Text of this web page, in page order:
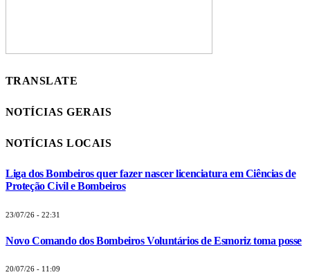
TRANSLATE
NOTÍCIAS GERAIS
NOTÍCIAS LOCAIS
Liga dos Bombeiros quer fazer nascer licenciatura em Ciências de
Proteção Civil e Bombeiros
23/07/26 - 22:31
Novo Comando dos Bombeiros Voluntários de Esmoriz toma posse
20/07/26 - 11:09